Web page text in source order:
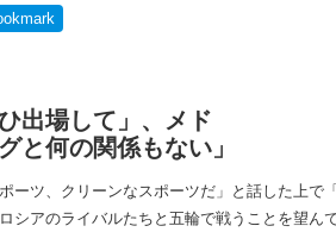
出場して」、メド
と何の関係もない」
ーツ、クリーンなスポーツだ」と話した上で
シアのライバルたちと五輪で戦うことを望んで